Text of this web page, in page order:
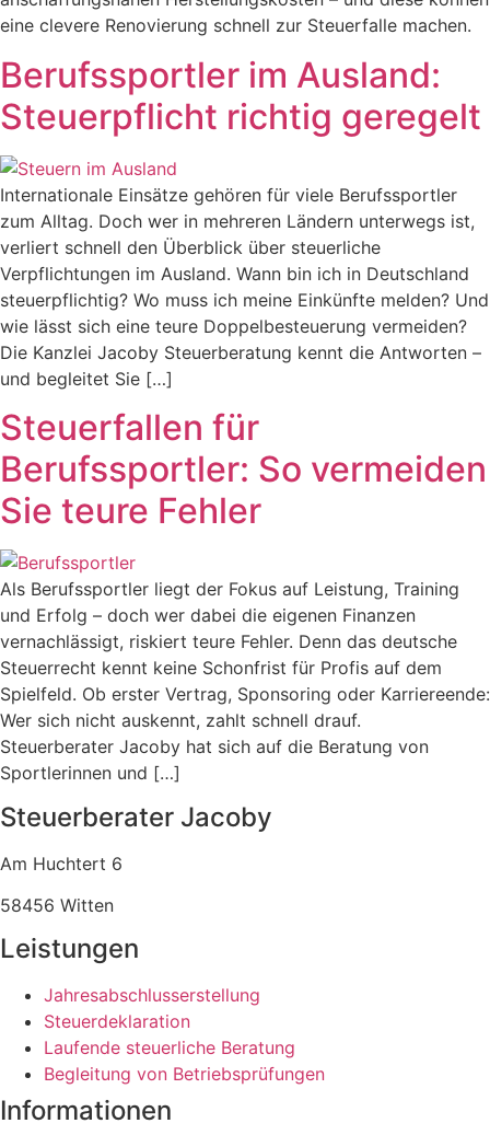
eine clevere Renovierung schnell zur Steuerfalle machen.
Berufssportler im Ausland:
Steuerpflicht richtig geregelt
Internationale Einsätze gehören für viele Berufssportler
zum Alltag. Doch wer in mehreren Ländern unterwegs ist,
verliert schnell den Überblick über steuerliche
Verpflichtungen im Ausland. Wann bin ich in Deutschland
steuerpflichtig? Wo muss ich meine Einkünfte melden? Und
wie lässt sich eine teure Doppelbesteuerung vermeiden?
Die Kanzlei Jacoby Steuerberatung kennt die Antworten –
und begleitet Sie […]
Steuerfallen für
Berufssportler: So vermeiden
Sie teure Fehler
Als Berufssportler liegt der Fokus auf Leistung, Training
und Erfolg – doch wer dabei die eigenen Finanzen
vernachlässigt, riskiert teure Fehler. Denn das deutsche
Steuerrecht kennt keine Schonfrist für Profis auf dem
Spielfeld. Ob erster Vertrag, Sponsoring oder Karriereende:
Wer sich nicht auskennt, zahlt schnell drauf.
Steuerberater Jacoby hat sich auf die Beratung von
Sportlerinnen und […]
Steuerberater Jacoby
Am Huchtert 6
58456 Witten
Leistungen
Jahresabschlusserstellung
Steuerdeklaration
Laufende steuerliche Beratung
Begleitung von Betriebsprüfungen
Informationen